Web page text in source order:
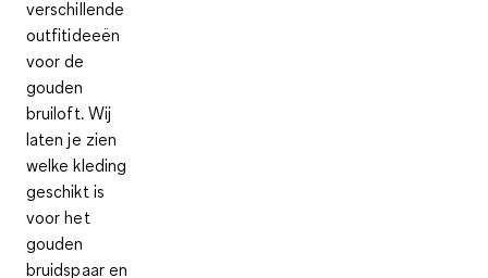
verschillende
outfitideeën
voor de
gouden
bruiloft. Wij
laten je zien
welke kleding
geschikt is
voor het
gouden
bruidspaar en